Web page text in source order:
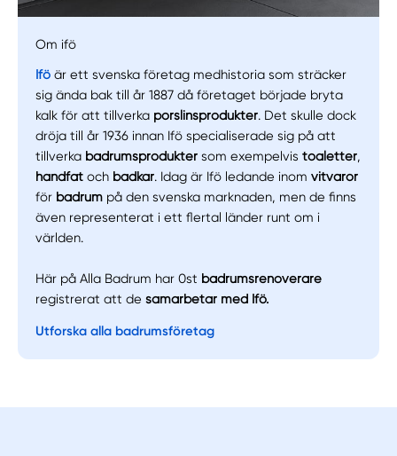
Om ifö
Ifö är ett svenska företag medhistoria som sträcker
sig ända bak till år 1887 då företaget började bryta
kalk för att tillverka porslinsprodukter. Det skulle dock
dröja till år 1936 innan Ifö specialiserade sig på att
tillverka badrumsprodukter som exempelvistoaletter,
handfatoch badkar. Idag är Ifö ledande inomvitvaror
för badrum på den svenska marknaden, men de finns
även representerat i ett flertal länder runt om i
världen.
Här på Alla Badrum har 0st badrumsrenoverare
registrerat att desamarbetar med Ifö.
Utforska alla badrumsföretag